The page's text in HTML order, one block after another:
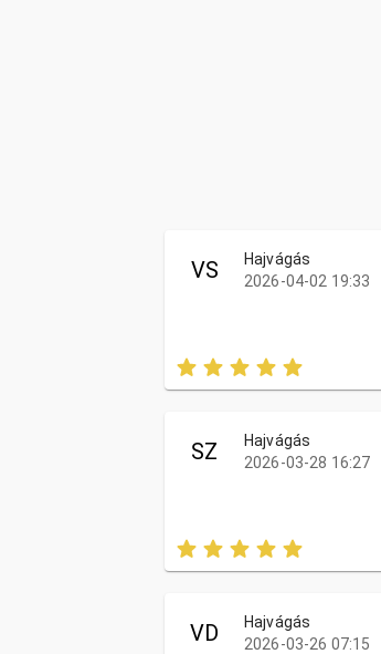
VS
Hajvágás
2026-04-02 19:33
SZ
Hajvágás
2026-03-28 16:27
VD
Hajvágás
2026-03-26 07:15